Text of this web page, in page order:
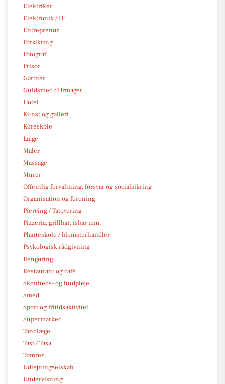
Elektriker
Elektronik / IT
Entreprenør
Forsikring
Fotograf
Frisør
Gartner
Guldsmed / Urmager
Hotel
Kunst og galleri
Køreskole
Læge
Maler
Massage
Murer
Offentlig forvaltning, forsvar og socialsikring
Organisation og forening
Piercing / Tatovering
Pizzeria, grillbar, isbar mm.
Planteskole / blomsterhandler
Psykologisk rådgivning
Rengøring
Restaurant og café
Skønheds- og hudpleje
Smed
Sport og fritidsaktivitet
Supermarked
Tandlæge
Taxi / Taxa
Tømrer
Udlejningselskab
Undervisning